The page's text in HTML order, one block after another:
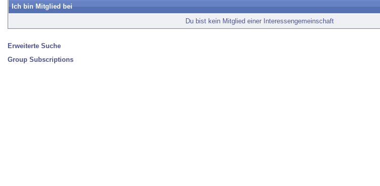
Ich bin Mitglied bei
Du bist kein Mitglied einer Interessengemeinschaft
Erweiterte Suche
Group Subscriptions